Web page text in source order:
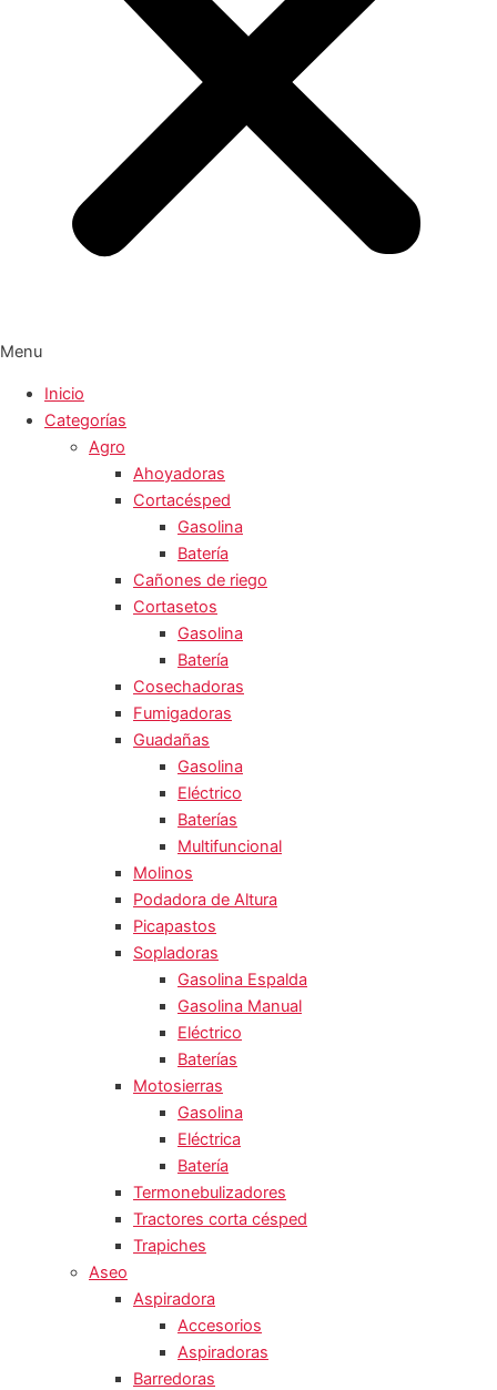
Menu
Inicio
Categorías
Agro
Ahoyadoras
Cortacésped
Gasolina
Batería
Cañones de riego
Cortasetos
Gasolina
Batería
Cosechadoras
Fumigadoras
Guadañas
Gasolina
Eléctrico
Baterías
Multifuncional
Molinos
Podadora de Altura
Picapastos
Sopladoras
Gasolina Espalda
Gasolina Manual
Eléctrico
Baterías
Motosierras
Gasolina
Eléctrica
Batería
Termonebulizadores
Tractores corta césped
Trapiches
Aseo
Aspiradora
Accesorios
Aspiradoras
Barredoras